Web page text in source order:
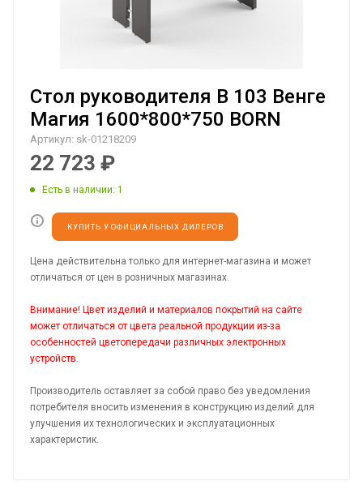
Стол руководителя B 103 Венге
Магия 1600*800*750 BORN
Артикул: sk-01218209
22 723 ₽
Есть в наличии: 1
КУПИТЬ У ОФИЦИАЛЬНЫХ ДИЛЕРОВ
Цена действительна только для интернет-магазина и может
отличаться от цен в розничных магазинах.
Внимание! Цвет изделий и материалов покрытий на сайте
может отличаться от цвета реальной продукции из-за
особенностей цветопередачи различных электронных
устройств.
Производитель оставляет за собой право без уведомления
потребителя вносить изменения в конструкцию изделий для
улучшения их технологических и эксплуатационных
характеристик.